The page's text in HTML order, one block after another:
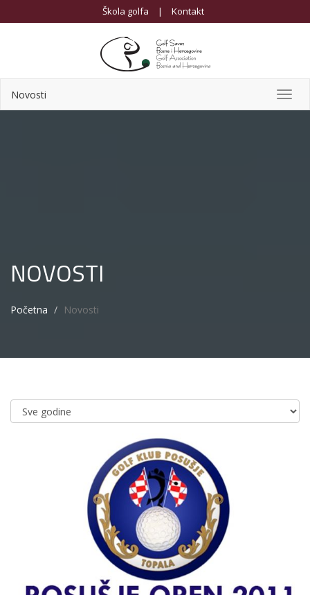
Škola golfa | Kontakt
Novosti
NOVOSTI
Početna Novosti